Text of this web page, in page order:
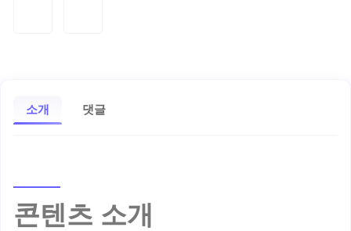
소개 댓글
콘텐츠 소개